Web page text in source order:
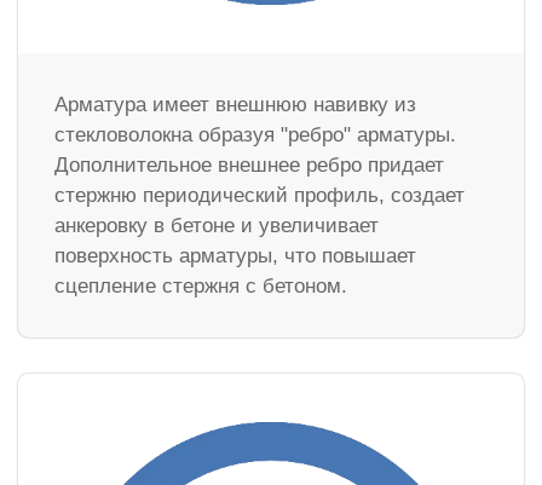
Арматура имеет внешнюю навивку из
стекловолокна образуя "ребро" арматуры.
Дополнительное внешнее ребро придает
стержню периодический профиль, создает
анкеровку в бетоне и увеличивает
поверхность арматуры, что повышает
сцепление стержня с бетоном.